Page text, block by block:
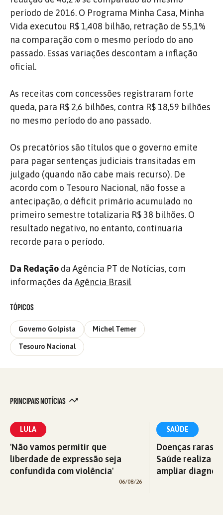
período de 2016. O Programa Minha Casa, Minha
Vida executou R$ 1,408 bilhão, retração de 55,1%
na comparação com o mesmo período do ano
passado. Essas variações descontam a inflação
oficial.
As receitas com concessões registraram forte
queda, para R$ 2,6 bilhões, contra R$ 18,59 bilhões
no mesmo período do ano passado.
Os precatórios são títulos que o governo emite
para pagar sentenças judiciais transitadas em
julgado (quando não cabe mais recurso). De
acordo com o Tesouro Nacional, não fosse a
antecipação, o déficit primário acumulado no
primeiro semestre totalizaria R$ 38 bilhões. O
resultado negativo, no entanto, continuaria
recorde para o período.
Da Redação da Agência PT de Notícias, com
informações da Agência Brasil
TÓPICOS
Governo Golpista Michel Temer
Tesouro Nacional
PRINCIPAIS NOTÍCIAS
LULA
'Não vamos permitir que
liberdade de expressão seja
confundida com violência'
06/08/26
SAÚDE
Doenças raras:
Saúde realiza
ampliar